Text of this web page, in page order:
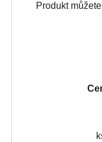
Produkt